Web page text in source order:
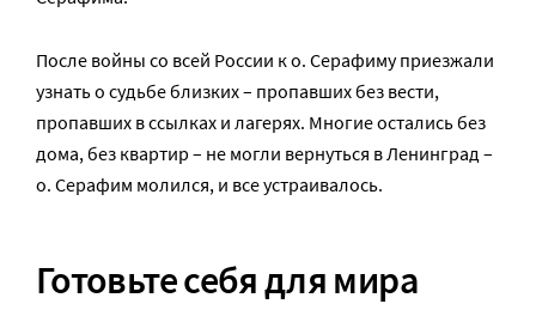
После войны со всей России к о. Серафиму приезжали
узнать о судьбе близких – пропавших без вести,
пропавших в ссылках и лагерях. Многие остались без
дома, без квартир – не могли вернуться в Ленинград –
о. Серафим молился, и все устраивалось.
Готовьте себя для мира